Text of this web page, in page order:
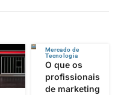
Mercado de
Tecnologia
O que os
profissionais
de marketing